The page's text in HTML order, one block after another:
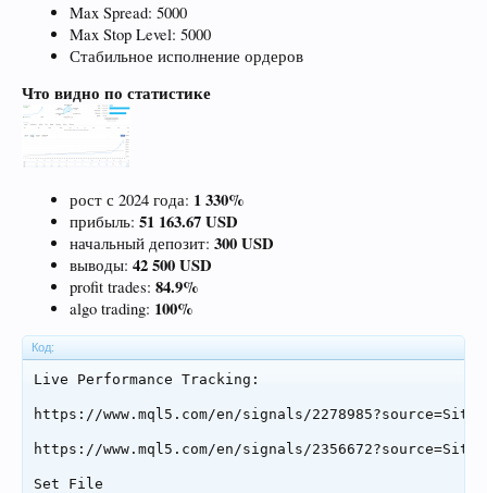
Max Spread: 5000
Max Stop Level: 5000
Стабильное исполнение ордеров
Что видно по статистике
рост с 2024 года: 1 330%
прибыль: 51 163.67 USD
начальный депозит: 300 USD
выводы: 42 500 USD
profit trades: 84.9%
algo trading: 100%
Код:
Live Performance Tracking:
https://www.mql5.com/en/signals/
https://www.mql5.com/en/signals/
Set File